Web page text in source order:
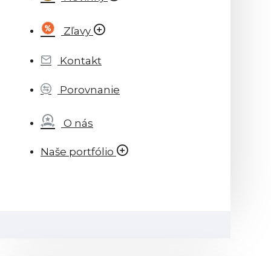
Zľavy
Kontakt
Porovnanie
O nás
Naše portfólio